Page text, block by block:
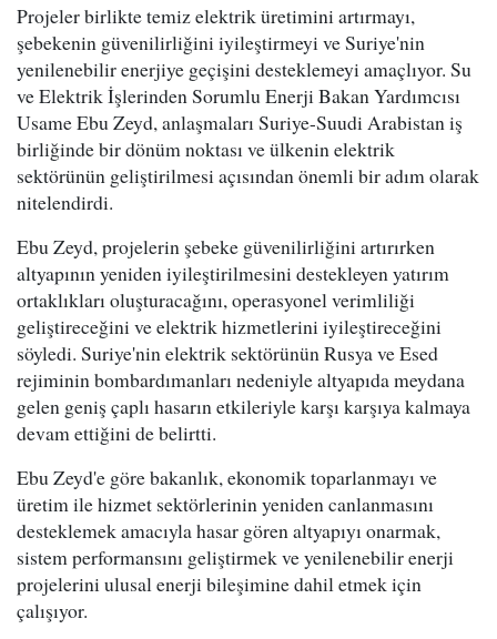
Projeler birlikte temiz elektrik üretimini artırmayı,
şebekenin güvenilirliğini iyileştirmeyi ve Suriye'nin
yenilenebilir enerjiye geçişini desteklemeyi amaçlıyor. Su
ve Elektrik İşlerinden Sorumlu Enerji Bakan Yardımcısı
Usame Ebu Zeyd, anlaşmaları Suriye-Suudi Arabistan iş
birliğinde bir dönüm noktası ve ülkenin elektrik
sektörünün geliştirilmesi açısından önemli bir adım olarak
nitelendirdi.
Ebu Zeyd, projelerin şebeke güvenilirliğini artırırken
altyapının yeniden iyileştirilmesini destekleyen yatırım
ortaklıkları oluşturacağını, operasyonel verimliliği
geliştireceğini ve elektrik hizmetlerini iyileştireceğini
söyledi. Suriye'nin elektrik sektörünün Rusya ve Esed
rejiminin bombardımanları nedeniyle altyapıda meydana
gelen geniş çaplı hasarın etkileriyle karşı karşıya kalmaya
devam ettiğini de belirtti.
Ebu Zeyd'e göre bakanlık, ekonomik toparlanmayı ve
üretim ile hizmet sektörlerinin yeniden canlanmasını
desteklemek amacıyla hasar gören altyapıyı onarmak,
sistem performansını geliştirmek ve yenilenebilir enerji
projelerini ulusal enerji bileşimine dahil etmek için
çalışıyor.